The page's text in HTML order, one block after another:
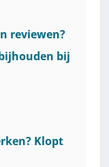
reviewen?
bij
Klopt